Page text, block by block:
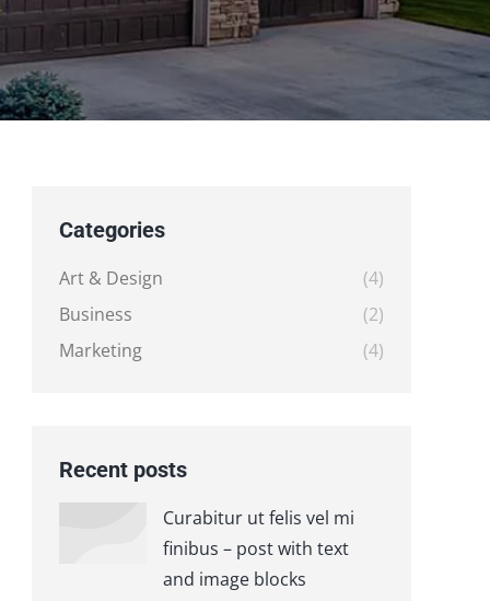
Categories
Art & Design
(4)
Business
(2)
Marketing
(4)
Recent posts
Curabitur ut felis vel mi
finibus – post with text
and image blocks